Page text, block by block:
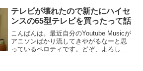
ました！総勢105名のみなさまからエント
リーをいただきま...
テレビが壊れたので新たにハイセ
ンスの65型テレビを買ったって話
こんばんは。最近自分のYoutube Musicが
アニソンばかり流してきやがるなーと思
っているペロティです。どぞ、よろし